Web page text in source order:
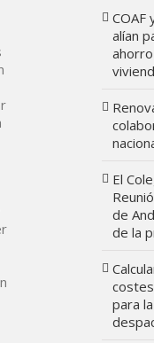
COAF
alían
El
de
de la
para